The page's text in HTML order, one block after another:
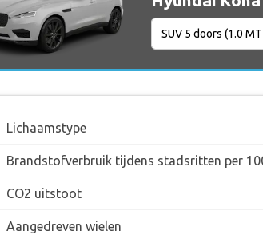
Lichaamstype
Brandstofverbruik tijdens stadsritten per
CO2 uitstoot
Aangedreven wielen